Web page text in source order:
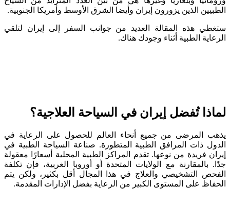
الطبيين الذين يزورون إيران وأيضا الشرق الأوسط وأمريكا الجنوبية.
ستغطي هذه المقالة العديد من جوانب السفر إلى إيران لتلقي
الرعاية الطبية أثناء وجودك هناك.
لماذا تُفضل إيران في السياحة العلاجية؟
يذهب المرضى من جميع أنحاء العالم للحصول على الرعاية في
الدول ذات المرافق الطبية المتطورة. صناعة السياحة الطبية في
إيران فريدة من نوعها. تقدم المراكز الطبية المحلية أسعارًا معقولة
جدًا. بالمقارنة مع الولايات المتحدة أو أوروبا الغربية، فإن تكلفة
الفحص التشخيصي والعلاج في هذا المجال أقل بكثير، ولكن يتم
الحفاظ على المستوى الكبير من الرعاية بفضل الإدارات المقدمة.